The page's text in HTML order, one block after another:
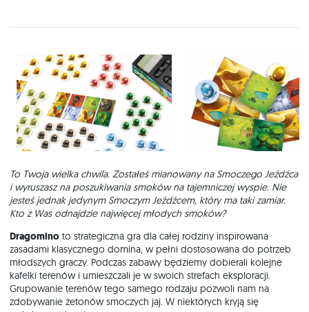
To Twoja wielka chwila. Zostałeś mianowany na Smoczego Jeźdźca
i wyruszasz na poszukiwania smoków na tajemniczej wyspie. Nie
jesteś jednak jedynym Smoczym Jeźdźcem, który ma taki zamiar.
Kto z Was odnajdzie najwięcej młodych smoków?
Dragomino to strategiczna gra dla całej rodziny inspirowana
zasadami klasycznego domina, w pełni dostosowana do potrzeb
młodszych graczy. Podczas zabawy będziemy dobierali kolejne
kafelki terenów i umieszczali je w swoich strefach eksploracji.
Grupowanie terenów tego samego rodzaju pozwoli nam na
zdobywanie żetonów smoczych jaj. W niektórych kryją się